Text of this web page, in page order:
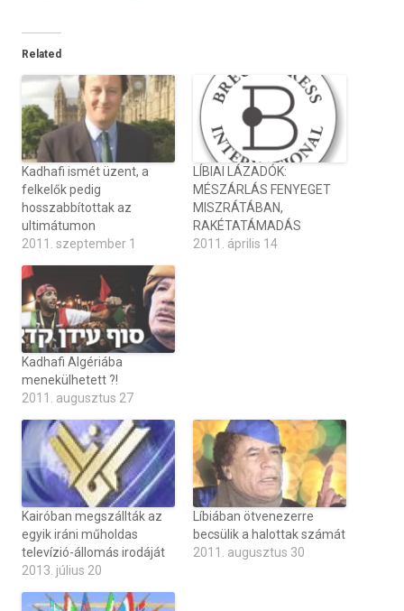
Related
Kadhafi ismét üzent, a
felkelők pedig
hosszabbítottak az
ultimátumon
2011. szeptember 1
LÍBIAI LÁZADÓK:
MÉSZÁRLÁS FENYEGET
MISZRÁTÁBAN,
RAKÉTATÁMADÁS
2011. április 14
Kadhafi Algériába
menekülhetett ?!
2011. augusztus 27
Kairóban megszállták az
egyik iráni műholdas
televízió-állomás irodáját
2013. július 20
Líbiában ötvenezerre
becsülik a halottak számát
2011. augusztus 30